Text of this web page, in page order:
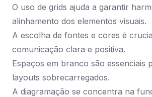
O uso de grids ajuda a garantir
alinhamento dos elementos visuais.
A escolha de fontes e cores é
comunicação clara e positiva.
Espaços em branco são essenciais
layouts sobrecarregados.
A diagramação se concentra na